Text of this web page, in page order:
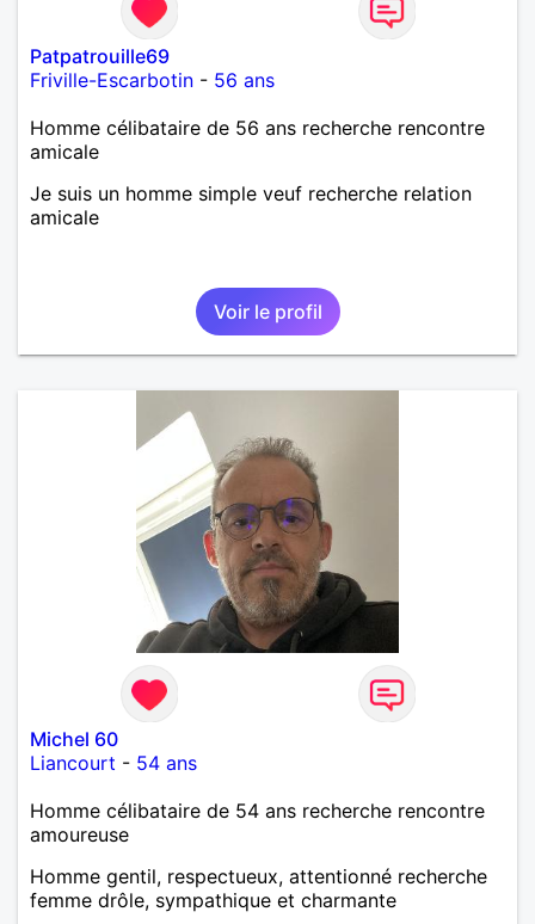
Patpatrouille69
Friville-Escarbotin - 56 ans
Homme célibataire de 56 ans recherche rencontre
amicale
Je suis un homme simple veuf recherche relation
amicale
Voir le profil
Michel 60
Liancourt - 54 ans
Homme célibataire de 54 ans recherche rencontre
amoureuse
Homme gentil, respectueux, attentionné recherche
femme drôle, sympathique et charmante